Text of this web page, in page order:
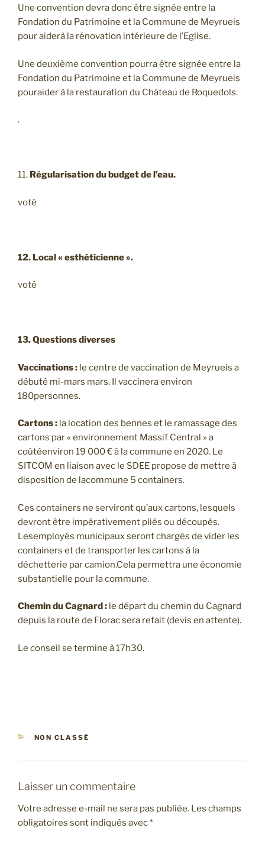
Une convention devra donc être signée entre la
Fondation du Patrimoine et la Commune de Meyrueis
pour aiderà la rénovation intérieure de l’Eglise.
Une deuxième convention pourra être signée entre la
Fondation du Patrimoine et la Commune de Meyrueis
pouraider à la restauration du Château de Roquedols.
.
11. Régularisation du budget de l’eau.
voté
12. Local « esthéticienne ».
voté
13. Questions diverses
Vaccinations : le centre de vaccination de Meyrueis a
débuté mi-mars mars. Il vaccinera environ
180personnes.
Cartons: la location des bennes et le ramassage des
cartons par « environnement Massif Central » a
coûtéenviron 19 000 € à la commune en 2020. Le
SITCOM en liaison avec le SDEE propose de mettre à
disposition de lacommune 5 containers.
Ces containers ne serviront qu’aux cartons, lesquels
devront être impérativement pliés ou découpés.
Lesemployés municipaux seront chargés de vider les
containers et de transporter les cartons à la
déchetterie par camion.Cela permettra une économie
substantielle pour la commune.
Chemin du Cagnard : le départ du chemin du Cagnard
depuis la route de Florac sera refait (devis en attente).
Le conseil se termine à 17h30.
CATÉGORIES
NON CLASSÉ
Laisser un commentaire
Votre adresse e-mail ne sera pas publiée. Les champs
obligatoires sont indiqués avec*